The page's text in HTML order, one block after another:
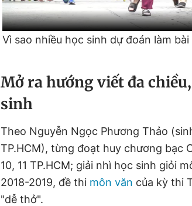
Vì sao nhiều học sinh dự đoán làm
Mở ra hướng viết đa
sinh
Theo Nguyễn Ngọc Phương Thảo
TP.HCM), từng đoạt huy chương bạc
10, 11 TP.HCM; giải nhì học sinh giỏi
2018-2019, đề thi môn văn của kỳ thi
"dễ thở".